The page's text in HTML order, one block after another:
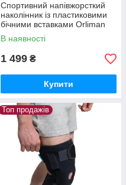
Спортивний напівжорсткий
наколінник із пластиковими
бічними вставками Orliman
OS6212
В наявності
1 499 ₴
Купити
Топ продажів